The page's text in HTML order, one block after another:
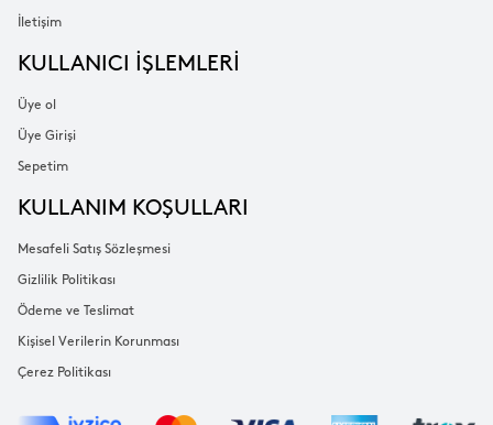
İletişim
KULLANICI İŞLEMLERİ
Üye ol
Üye Girişi
Sepetim
KULLANIM KOŞULLARI
Mesafeli Satış Sözleşmesi
Gizlilik Politikası
Ödeme ve Teslimat
Kişisel Verilerin Korunması
Çerez Politikası